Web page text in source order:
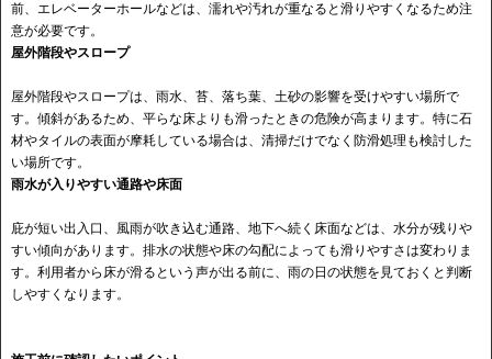
前、エレベーターホールなどは、濡れや汚れが重なると滑りやすくなるため注
意が必要です。
屋外階段やスロープ
屋外階段やスロープは、雨水、苔、落ち葉、土砂の影響を受けやすい場所で
す。傾斜があるため、平らな床よりも滑ったときの危険が高まります。特に石
材やタイルの表面が摩耗している場合は、清掃だけでなく防滑処理も検討した
い場所です。
雨水が入りやすい通路や床面
庇が短い出入口、風雨が吹き込む通路、地下へ続く床面などは、水分が残りや
すい傾向があります。排水の状態や床の勾配によっても滑りやすさは変わりま
す。利用者から床が滑るという声が出る前に、雨の日の状態を見ておくと判断
しやすくなります。